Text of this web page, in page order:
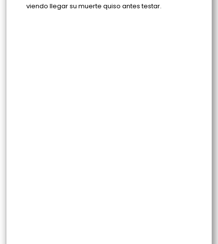
viendo llegar su muerte quiso antes testar.